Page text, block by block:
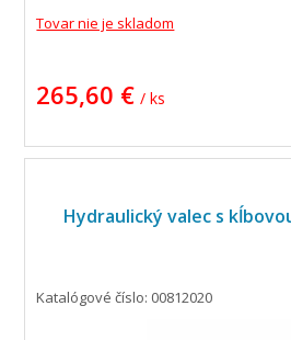
Tovar nie je skladom
265,60 € / ks
Hydraulický valec s
Katalógové číslo: 00812020